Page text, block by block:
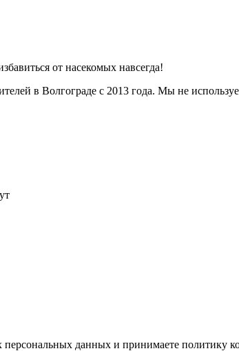
от насекомых навсегда!
в Волгограде с 2013 года. Мы не
данных и принимаете политику